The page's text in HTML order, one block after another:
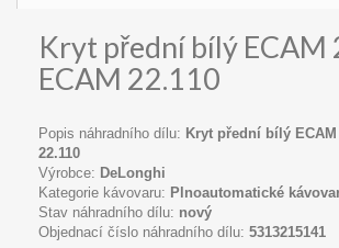
Kryt přední bílý ECAM
ECAM 22.110
Popis náhradního dílu: Kryt přední bílý ECAM
22.110
Výrobce: DeLonghi
Kategorie kávovaru: Plnoautomatické
Stav náhradního dílu: nový
Objednací číslo náhradního dílu: 5313215141